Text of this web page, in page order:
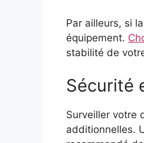
Par ailleurs, si
équipement.
stabilité de
Sécurité
Surveiller votre
additionnelles.